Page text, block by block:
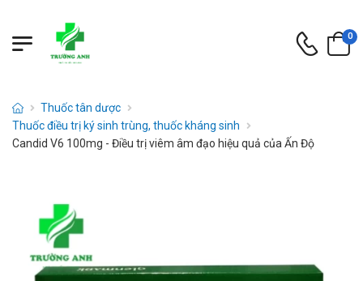
0
Thuốc tân dược
Thuốc điều trị ký sinh trùng, thuốc kháng sinh
Candid V6 100mg - Điều trị viêm âm đạo hiệu quả của Ấn Độ